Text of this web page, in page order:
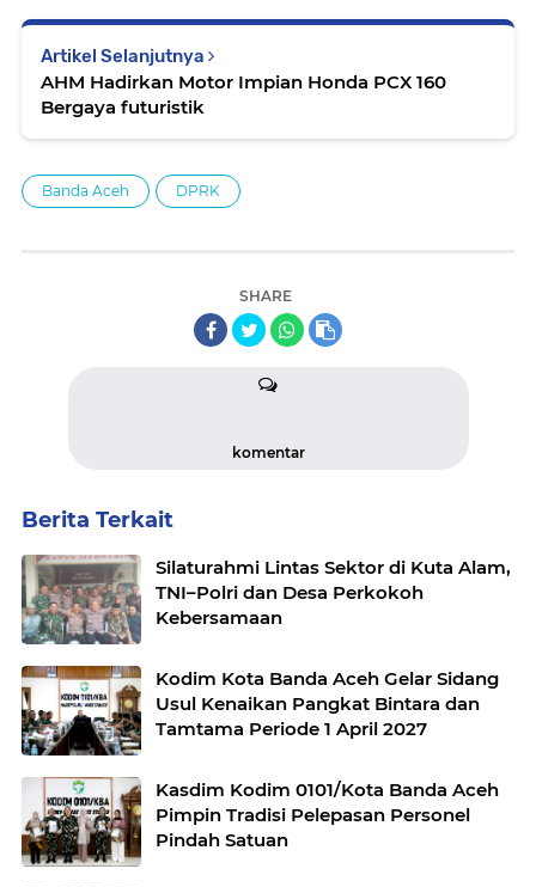
Artikel Selanjutnya
AHM Hadirkan Motor Impian Honda PCX 160
Bergaya futuristik
Banda Aceh DPRK
SHARE
komentar
Berita Terkait
Silaturahmi Lintas Sektor di Kuta Alam,
TNI–Polri dan Desa Perkokoh
Kebersamaan
Kodim Kota Banda Aceh Gelar Sidang
Usul Kenaikan Pangkat Bintara dan
Tamtama Periode 1 April 2027
Kasdim Kodim 0101/Kota Banda Aceh
Pimpin Tradisi Pelepasan Personel
Pindah Satuan